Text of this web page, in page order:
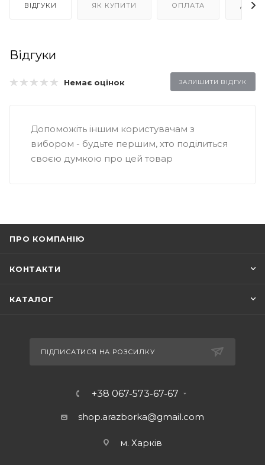
ВІДГУКИ ЯК КУПИТИ ОПЛАТА
Відгуки
Немає оцінок ЗАЛИШИТИ ВІДГУК
Допоможіть іншим користувачам з
вибором - будьте першим, хто поділиться
своєю думкою про цей товар
ПРО КОМПАНІЮ
КОНТАКТИ
КАТАЛОГ
ПІДПИСАТИСЯ НА РОЗСИЛКУ
+38 067-573-67-67
shop.arazborka@gmail.com
м. Харків